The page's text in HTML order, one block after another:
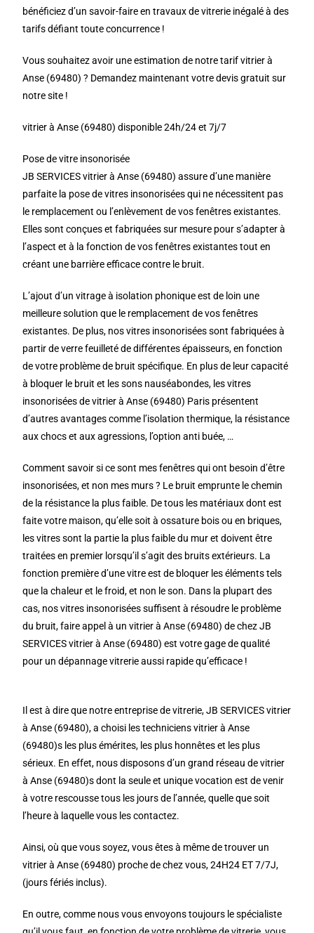
bénéficiez d’un savoir-faire en travaux de vitrerie inégalé à des
tarifs défiant toute concurrence !
Vous souhaitez avoir une estimation de notre tarif vitrier à
Anse (69480) ? Demandez maintenant votre devis gratuit sur
notre site !
vitrier à Anse (69480) disponible 24h/24 et 7j/7
Pose de vitre insonorisée
JB SERVICES vitrier à Anse (69480) assure d’une manière
parfaite la pose de vitres insonorisées qui ne nécessitent pas
le remplacement ou l’enlèvement de vos fenêtres existantes.
Elles sont conçues et fabriquées sur mesure pour s’adapter à
l’aspect et à la fonction de vos fenêtres existantes tout en
créant une barrière efficace contre le bruit.
L’ajout d’un vitrage à isolation phonique est de loin une
meilleure solution que le remplacement de vos fenêtres
existantes. De plus, nos vitres insonorisées sont fabriquées à
partir de verre feuilleté de différentes épaisseurs, en fonction
de votre problème de bruit spécifique. En plus de leur capacité
à bloquer le bruit et les sons nauséabondes, les vitres
insonorisées de vitrier à Anse (69480) Paris présentent
d’autres avantages comme l’isolation thermique, la résistance
aux chocs et aux agressions, l’option anti buée, …
Comment savoir si ce sont mes fenêtres qui ont besoin d’être
insonorisées, et non mes murs ? Le bruit emprunte le chemin
de la résistance la plus faible. De tous les matériaux dont est
faite votre maison, qu’elle soit à ossature bois ou en briques,
les vitres sont la partie la plus faible du mur et doivent être
traitées en premier lorsqu’il s’agit des bruits extérieurs. La
fonction première d’une vitre est de bloquer les éléments tels
que la chaleur et le froid, et non le son. Dans la plupart des
cas, nos vitres insonorisées suffisent à résoudre le problème
du bruit, faire appel à un vitrier à Anse (69480) de chez JB
SERVICES vitrier à Anse (69480) est votre gage de qualité
pour un dépannage vitrerie aussi rapide qu’efficace !
Il est à dire que notre entreprise de vitrerie, JB SERVICES vitrier
à Anse (69480), a choisi les techniciens vitrier à Anse
(69480)s les plus émérites, les plus honnêtes et les plus
sérieux. En effet, nous disposons d’un grand réseau de vitrier
à Anse (69480)s dont la seule et unique vocation est de venir
à votre rescousse tous les jours de l’année, quelle que soit
l’heure à laquelle vous les contactez.
Ainsi, où que vous soyez, vous êtes à même de trouver un
vitrier à Anse (69480) proche de chez vous, 24H24 ET 7/7J,
(jours fériés inclus).
En outre, comme nous vous envoyons toujours le spécialiste